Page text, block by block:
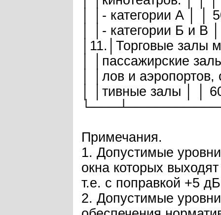
│ │- категории А │ │
│ │- категории Б и В
│11.│Торговые залы
│ │пассажирские
│ │лов и
│ │тивные залы │ │
Примечания.
1. Допустимые
окна которых
т.е. с поправкой +5
2. Допустимые